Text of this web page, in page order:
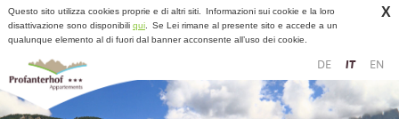
X
Questo sito utilizza cookies proprie e di altri siti.
Informazioni sui cookie e la loro
disattivazione sono disponibili qui.
Se Lei rimane al presente sito e accede a un
qualunque elemento al di fuori dal banner acconsente all’uso dei cookie.
DE IT EN